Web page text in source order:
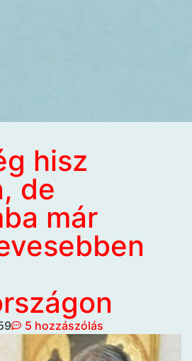
hisz
de
már
5 hozzászólás